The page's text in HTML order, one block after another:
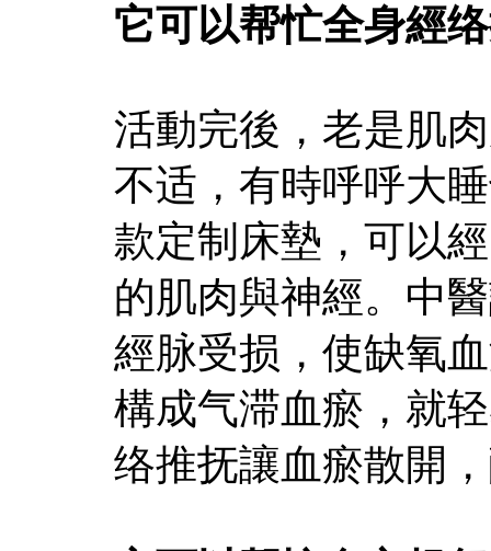
它可以帮忙全身經
活動完後，老是肌
不适，有時呼呼大
款定制床墊，可以
的肌肉與神經。中
經脉受损，使缺氧
構成气滞血瘀，就
络推抚讓血瘀散開